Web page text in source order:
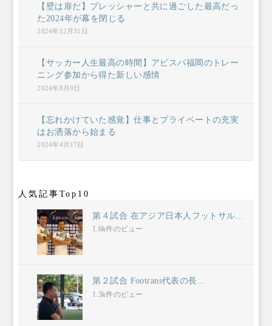
【壁は扉だ】プレッシャーと共に過ごした最高だっ
た2024年が幕を閉じる
2024年12月31日
【サッカー人生最高の時間】アビスパ福岡のトレー
ニング参加から得た新しい感情
2024年8月9日
【忘れかけていた感覚】仕事とプライベートの充実
はお洒落から始まる
2024年4月17日
人気記事Top10
第４試合 在アジア日本人フットサル...
1.6k件のビュー
第２試合 Footrans代表の長...
1.3k件のビュー